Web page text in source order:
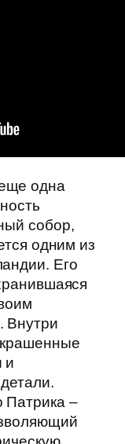
одна
собор,
одним из
Его
Внутри
и
Патрика –